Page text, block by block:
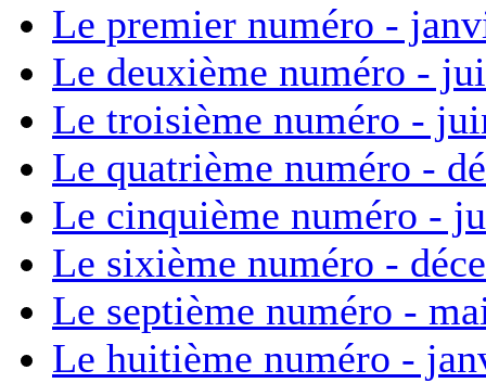
Le premier numéro -
Le deuxième numéro -
Le troisième numéro -
Le quatrième numéro -
Le cinquième numéro -
Le sixième numéro -
Le septième numéro -
Le huitième numéro -